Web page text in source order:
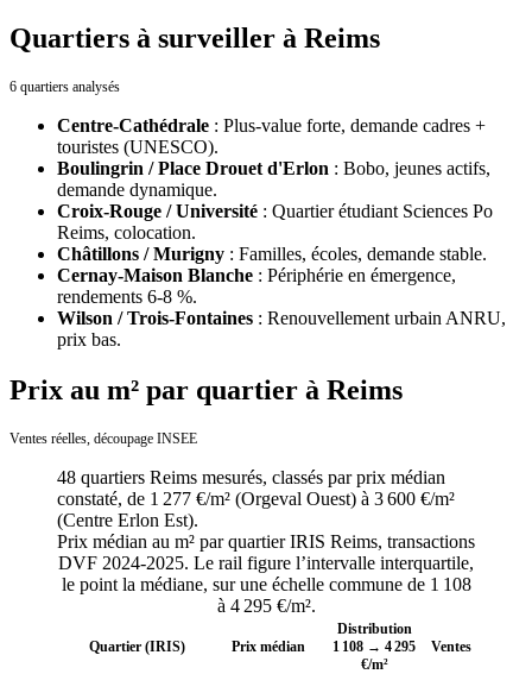
Quartiers à surveiller à Reims
6 quartiers analysés
Centre-Cathédrale : Plus-value forte, demande cadres +
touristes (UNESCO).
Boulingrin / Place Drouet d'Erlon : Bobo, jeunes actifs,
demande dynamique.
Croix-Rouge / Université : Quartier étudiant Sciences Po
Reims, colocation.
Châtillons / Murigny : Familles, écoles, demande stable.
Cernay-Maison Blanche : Périphérie en émergence,
rendements 6-8 %.
Wilson / Trois-Fontaines : Renouvellement urbain ANRU,
prix bas.
Prix au m² par quartier à Reims
Ventes réelles, découpage INSEE
48 quartiers Reims mesurés, classés par prix médian
constaté, de 1 277 €/m² (Orgeval Ouest) à 3 600 €/m²
(Centre Erlon Est).
Prix médian au m² par quartier IRIS Reims, transactions
DVF 2024-2025. Le rail figure l’intervalle interquartile,
le point la médiane, sur une échelle commune de 1 108
à 4 295€/m².
Quartier (IRIS) Prix médian
Distribution
1 108 → 4 295
€/m²
Ventes